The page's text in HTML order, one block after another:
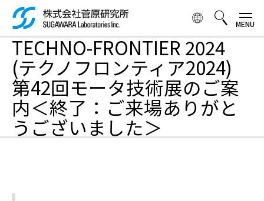
メ
イ
コ
ン
テ
ン
に
移
動
検索ボックス
TECHNO-FRONTIER 2024
(テクノフロンティア2024)
第42回モータ技術展のご案
内＜終了：ご来場ありがと
うございました＞